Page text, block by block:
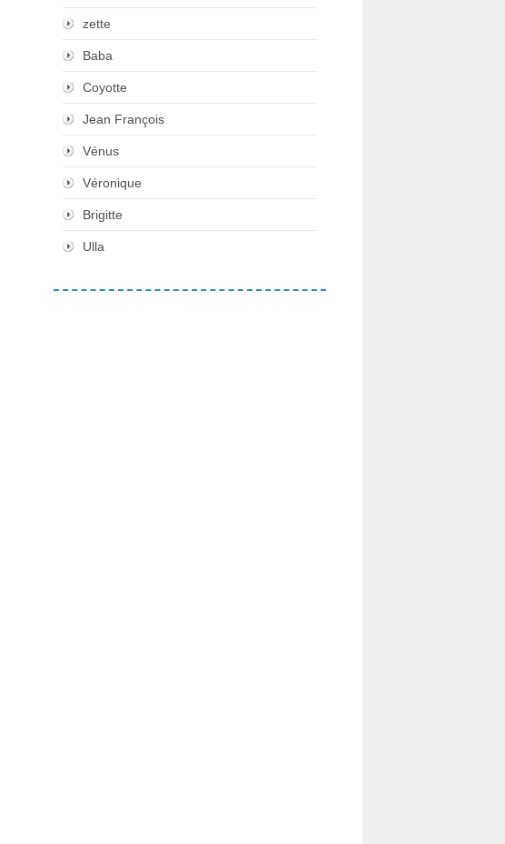
zette
Baba
Coyotte
Jean François
Vénus
Véronique
Brigitte
Ulla